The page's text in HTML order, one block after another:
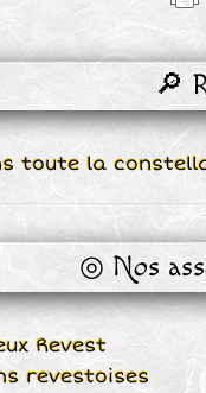
🔎
toute la
◎ Nos
Revest
revestoises